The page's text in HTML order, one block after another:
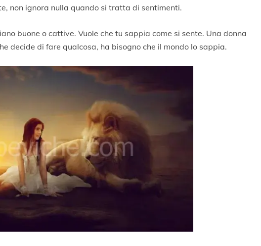
non ignora nulla quando si tratta di sentimenti.
buone o cattive. Vuole che tu sappia come si sente. Una donna
decide di fare qualcosa, ha bisogno che il mondo lo sappia.